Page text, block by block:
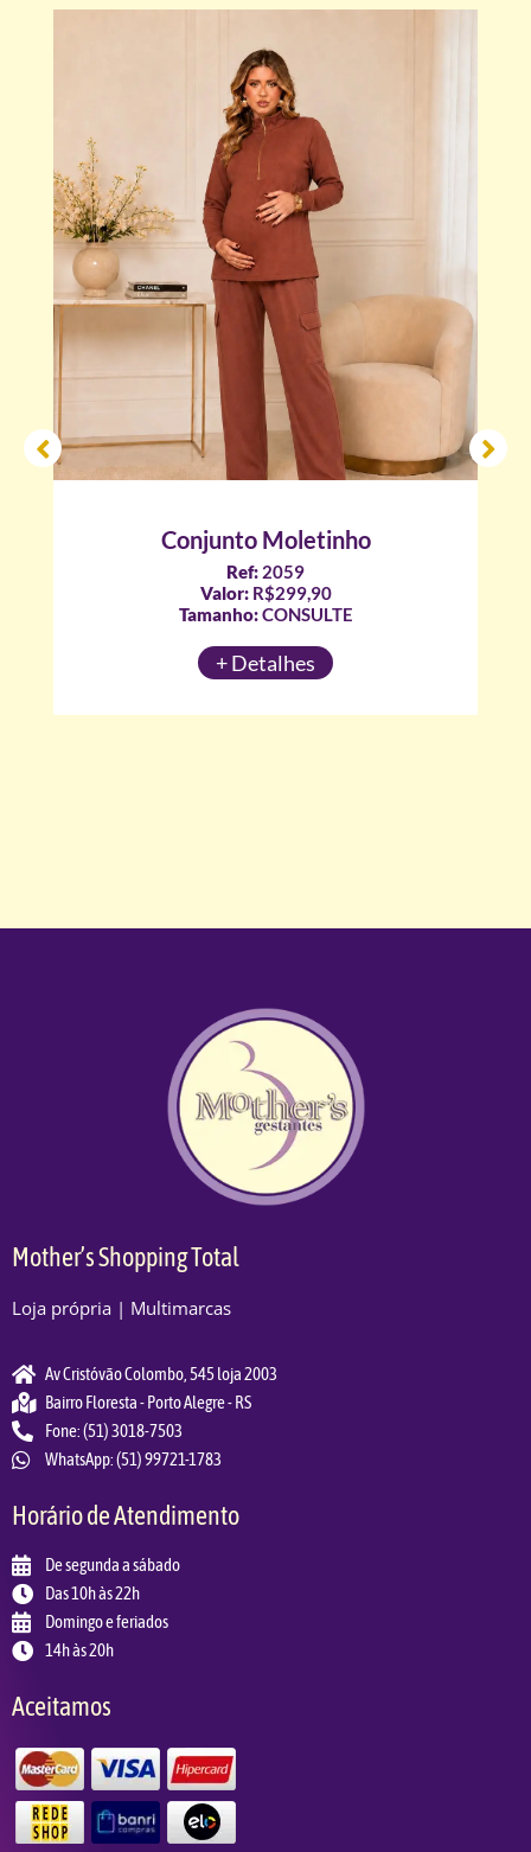
Conjunto Moletinho
Ref: 2059
Valor:R$299,90
Tamanho:CONSULTE
+ Detalhes
Mother’s Shopping Total
Loja própria | Multimarcas
Av Cristóvão Colombo, 545 loja 2003
Bairro Floresta - Porto Alegre - RS
Fone: (51) 3018-7503
WhatsApp: (51) 99721-1783
Horário de Atendimento
De segunda a sábado
Das 10h às 22h
Domingo e feriados
14h às 20h
Aceitamos